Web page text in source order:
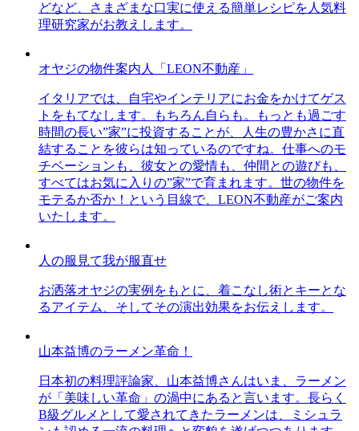
どなど、さまざまな口実に使える簡単レシピを人気料
理研究家がお教えします。
オヤジの物件案内人「LEON不動産」
イタリアでは、自宅やインテリアにお金をかけてゲス
トをもてなします。もちろん自らも。もっとも過ごす
時間の長い”家”に投資することが、人生の豊かさに直
結することを彼らは知っているのですね。仕事へのモ
チベーションも、彼女との愛情も、仲間との遊びも、
すべてはお気に入りの”家”で育まれます。世の物件を
モテるか否か！という目線で、LEON不動産がご案内
いたします。
人の服見て我が服直せ
お洒落オヤジの実例をもとに、着こなし術とキーとな
るアイテム、そしてその演出効果をお伝えします。
山本益博のラーメン革命！
日本初の料理評論家、山本益博さんはいま、ラーメン
が「美味しい革命」の渦中にあると言います。長らく
B級グルメとして愛されてきたラーメンは、ミシュラ